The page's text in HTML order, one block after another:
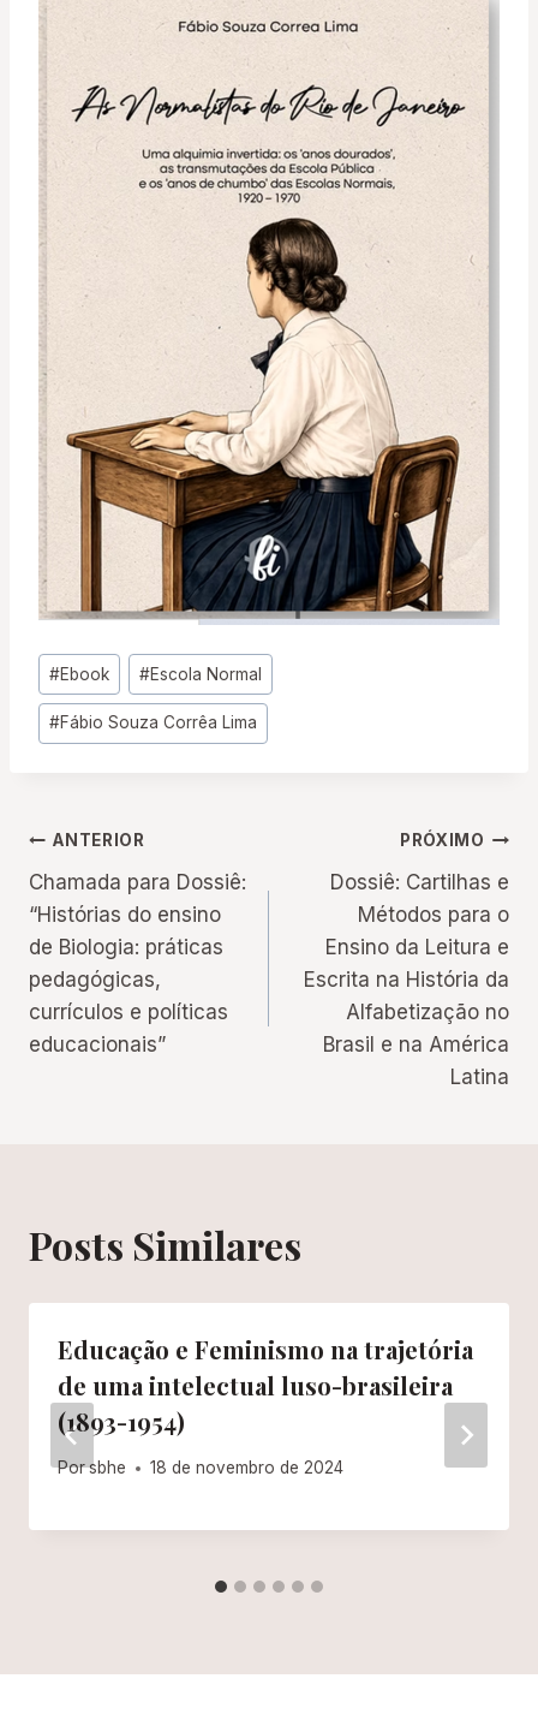
Tags
do
Post:
#Ebook #Escola Normal
#Fábio Souza Corrêa Lima
Navegação
de
Post
ANTERIOR
Chamada para Dossiê:
“Histórias do ensino
de Biologia: práticas
pedagógicas,
currículos e políticas
educacionais”
PRÓXIMO
Dossiê: Cartilhas e
Métodos para o
Ensino da Leitura e
Escrita na História da
Alfabetização no
Brasil e na América
Latina
Posts Similares
Educação e Feminismo na trajetória
de uma intelectual luso-brasileira
(1893-1954)
Porsbhe 18 de novembro de 2024